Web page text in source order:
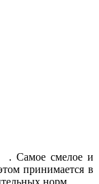
. Самое смелое и
принимается в
норм.